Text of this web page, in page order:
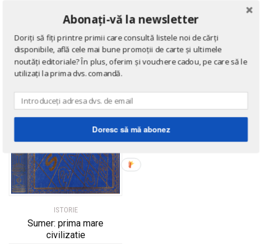
→ afișează toate cărțile scrisede Walter Krauss
ISTORIE
Sumer: prima mare
civilizatie
Abonați-vă la newsletter
Doriți să fiți printre primii care consultă listele noi de cărți
disponibile, află cele mai bune promoții de carte și ultimele
noutăți editoriale? În plus, oferim și vouchere cadou, pe care să le
utilizați la prima dvs. comandă.
Doresc să mă abonez